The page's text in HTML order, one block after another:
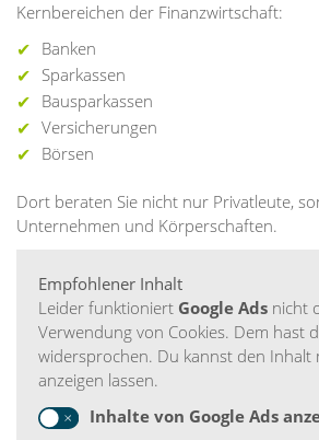
Kernbereichen der Finanzwirtschaft:
Banken
Sparkassen
Bausparkassen
Versicherungen
Börsen
Dort beraten Sie nicht nur Privatleute,
Unternehmen und Körperschaften.
Empfohlener Inhalt
Leider funktioniert Google Ads nicht
Verwendung von Cookies. Dem hast
widersprochen. Du kannst den Inhalt
anzeigen lassen.
Inhalte von Google Ads